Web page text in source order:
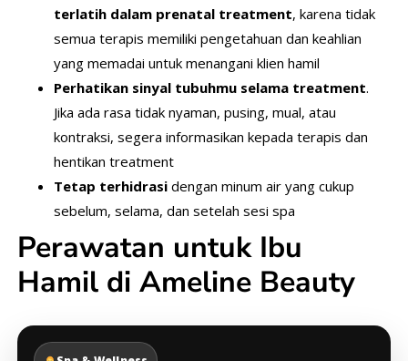
terlatih dalam prenatal treatment, karena tidak
semua terapis memiliki pengetahuan dan keahlian
yang memadai untuk menangani klien hamil
Perhatikan sinyal tubuhmu selama treatment.
Jika ada rasa tidak nyaman, pusing, mual, atau
kontraksi, segera informasikan kepada terapis dan
hentikan treatment
Tetap terhidrasidengan minum air yang cukup
sebelum, selama, dan setelah sesi spa
Perawatan untuk Ibu
Hamil di Ameline Beauty